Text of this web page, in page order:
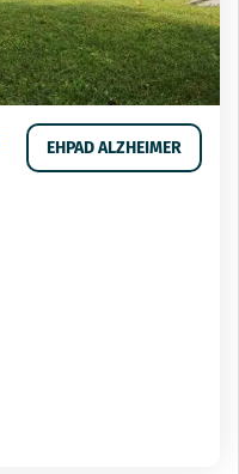
EHPAD ALZHEIMER